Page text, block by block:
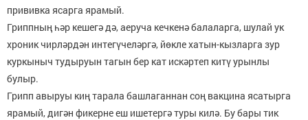
прививка ясарга ярамый.
Гриппның һәр кешегә дә, аеруча кечкенә балаларга, шулай ук
хроник чирләрдән интегүчеләргә, йөкле хатын-кызларга зур
куркыныч тудыруын тагын бер кат искәртеп китү урынлы
булыр.
Грипп авыруы киң тарала башлаганнан соң вакцина ясатырга
ярамый, дигән фикерне еш ишетергә туры килә. Бу бары тик